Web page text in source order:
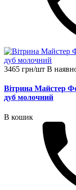
3465 грн/шт В
Вітрина Майстер
дуб молочний
В кошик